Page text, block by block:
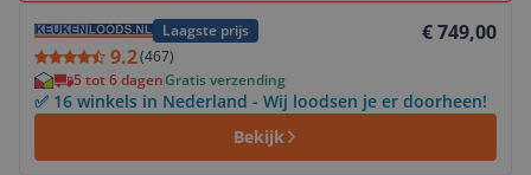
Laagste prijs
9.2(467)
€ 749,00
5 tot 6 dagenGratis verzending
✅ 16 winkels in Nederland - Wij loodsen je er doorheen!
Bekijk